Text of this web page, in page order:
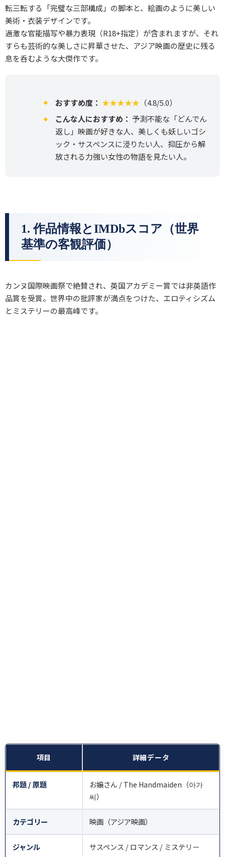
転三転する「完璧な三部構成」の脚本と、絵画のように美しい
美術・衣装デザインです。
過激な官能描写や暴力表現（R18+指定）が含まれますが、それ
すらも芸術的な美しさに昇華させた、アジア映画の歴史に残る
息を呑むような大傑作です。
おすすめ度： ★★★★★ （4.8/5.0）
こんな人におすすめ： 予測不能な「どんでん
返し」映画が好きな人、美しくも妖しいゴシ
ック・サスペンスに浸りたい人、抑圧から解
放される力強い女性の物語を見たい人。
1. 作品情報とIMDbスコア（世界
基準の客観評価）
カンヌ国際映画祭で絶賛され、英国アカデミー賞では非英語作
品賞を受賞。世界中の批評家が満点をつけた、エロティシズム
とミステリーの最高峰です。
項目 詳細データ
邦題 / 原題
お嬢さん / The Handmaiden（아가
씨）
カテゴリー 映画（アジア映画）
ジャンル サスペンス / ロマンス / ミステリー